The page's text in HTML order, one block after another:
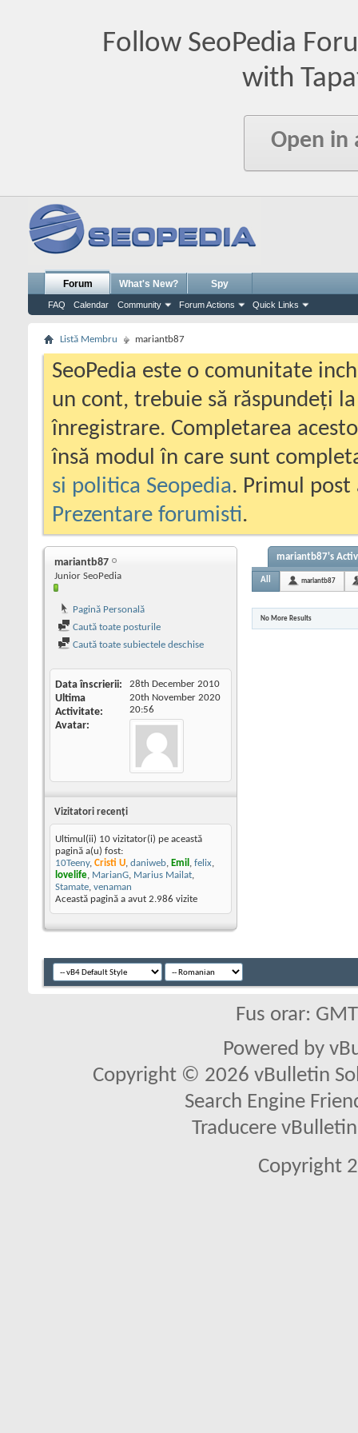
Follow SeoPedia
with
Open in
Forum
FAQ Calendar Community Forum Actions Quick Links
What's New? Spy
Listă Membru mariantb87
SeoPedia este o comunitate
un cont, trebuie să răspundeți
înregistrare. Completarea
însă modul în care sunt
si politica Seopedia. Primul
Prezentare forumisti.
mariantb87
Junior SeoPedia
Pagină Personală
Caută toate posturile
Caută toate subiectele deschise
Data înscrierii 28th December 2010
Ultima
Activitate
20th November 2020
20:56
Avatar
Vizitatori recenţi
Ultimul(ii) 10 vizitator(i) pe această
pagină a(u) fost:
10Teeny, Cristi U, daniweb, Emil , felix,
lovelife, MarianG, Marius Mailat,
Stamate, venaman
Această pagină a avut 2.986 vizite
mariantb87's
All mariantb87
No More Results
Fus orar:
Powered by
Copyright © 2026 vBulletin
Search Engine
Traducere
Copyright